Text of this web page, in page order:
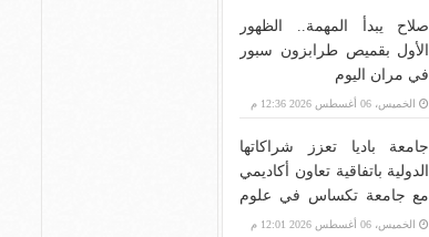
صلاح يبدأ المهمة.. الظهور
الأول بقميص طرابزون سبور
في مران اليوم
الخميس، 06 أغسطس 2026 12:36 م
جامعة باديا تعزز شراكاتها
الدولية باتفاقية تعاون أكاديمي
مع جامعة تكساس في علوم
الحاسب وإدارة الأعمال
الخميس، 06 أغسطس 2026 12:01 م